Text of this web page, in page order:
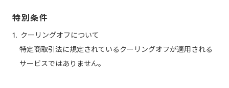
特別条件
クーリングオフについて
特定商取引法に規定されているクーリングオフが適用される
サービスではありません。